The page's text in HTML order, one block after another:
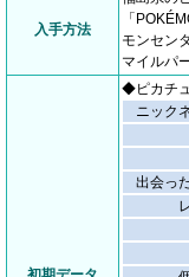
入手方法
「
モンセン
マイルパ
◆ピカチ
ニック
出会っ